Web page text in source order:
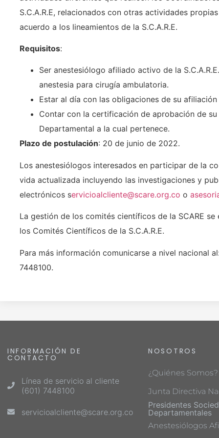
S.C.A.R.E, relacionados con otras actividades
acuerdo a los lineamientos de la S.C.A.R.E.
Requisitos:
Ser anestesiólogo afiliado activo de la
anestesia para cirugía ambulatoria.
Estar al día con las obligaciones de su afiliación
Contar con la certificación de aprobación de
Departamental a la cual pertenece.
Plazo de postulación: 20 de junio de 2022.
Los anestesiólogos interesados en participar de la
vida actualizada incluyendo las investigaciones y
electrónicos servicioalcliente@scare.org.co o
La gestión de los comités científicos de la SCARE
los Comités Científicos de la S.C.A.R.E.
Para más información comunicarse a nivel nacional
7448100.
INFORMACIÓN DE
CONTACTO
Línea de servicio al cliente
(601) 7448100
servicioalcliente@scare.org.co
NOSOTROS
¿Quiénes Somos?
Junta Directiva
Presidentes
Departamentales
Anestesiólogos